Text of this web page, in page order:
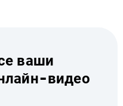
ваши
видео